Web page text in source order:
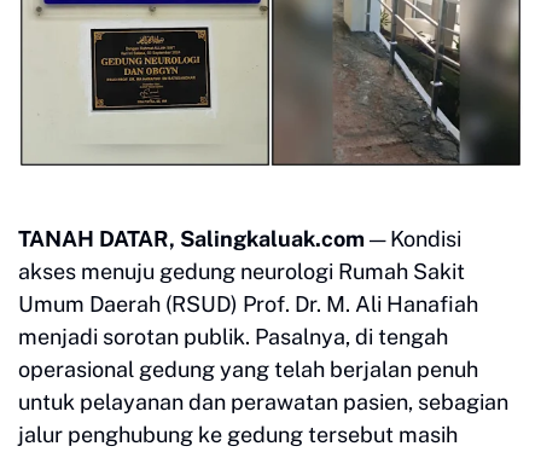
TANAH DATAR, Salingkaluak.com— Kondisi
akses menuju gedung neurologi Rumah Sakit
Umum Daerah (RSUD) Prof. Dr. M. Ali Hanafiah
menjadi sorotan publik. Pasalnya, di tengah
operasional gedung yang telah berjalan penuh
untuk pelayanan dan perawatan pasien, sebagian
jalur penghubung ke gedung tersebut masih